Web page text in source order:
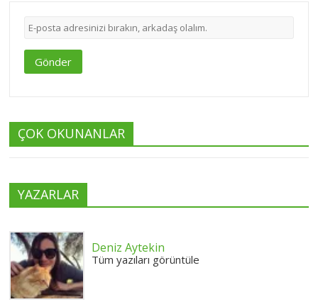
Gönder
ÇOK OKUNANLAR
YAZARLAR
Deniz Aytekin
Tüm yazıları görüntüle